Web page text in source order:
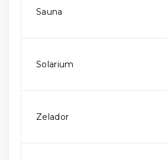
Sauna
Solarium
Zelador